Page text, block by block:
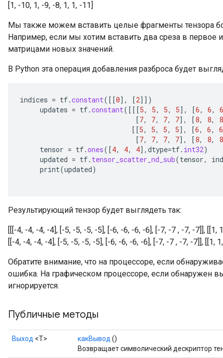
[1, -10, 1, -9, -8, 1, 1, -11]
Мы также можем вставить целые фрагменты тензора
Например, если мы хотим вставить два среза в первое
матрицами новых значений.
В Python эта операция добавления разброса будет
indices = tf.constant( [[0] , [2]] )
updates = tf.constant( [[[5, 5, 5, 5] , [6, 6,
6
[7, 7, 7, 7] , [8, 8,
8
[[5, 5, 5, 5] , [6, 6,
6
[7, 7, 7, 7] , [8, 8,
8
tensor = tf.ones( [4, 4, 4] , dtype=tf. int32)
updated = tf. tensor_scatter_nd_sub(tensor,
print(updated)
Результирующий тензор будет выглядеть так:
[[[-4, -4, -4, -4], [-5, -5, -5, -5], [-6, -6, -6, -6], [-7, -7 , -7, -7]], [[1,
[[-4, -4, -4, -4], [-5, -5, -5, -5], [-6, -6, -6, -6], [-7, -7 , -7, -7]], [[1,
Обратите внимание, что на процессоре, если
ошибка. На графическом процессоре, если обнаружен
игнорируется.
Публичные методы
Выход <Т> какВывод ()
Возвращает символический дескриптор